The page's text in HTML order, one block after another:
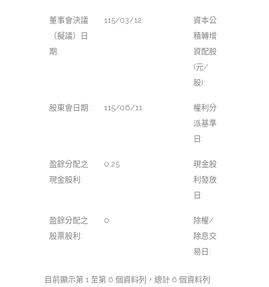
董事會決議
（擬議）日
期:
115/03/12
資本公
積轉增
資配股
(元/
股):
股東會日期: 115/06/11
權利分
派基準
日:
盈餘分配之
現金股利:
0.25
現金股
利發放
日:
盈餘分配之
股票股利:
0
除權/
除息交
易日:
目前顯示第 1 至第 6 個資料列，總計 6 個資料列